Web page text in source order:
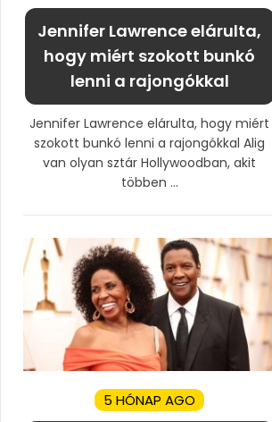
Jennifer Lawrence elárulta,
hogy miért szokott bunkó
lenni a rajongókkal
Jennifer Lawrence elárulta, hogy miért
szokott bunkó lenni a rajongókkal Alig
van olyan sztár Hollywoodban, akit
többen ...
5 HÓNAP AGO